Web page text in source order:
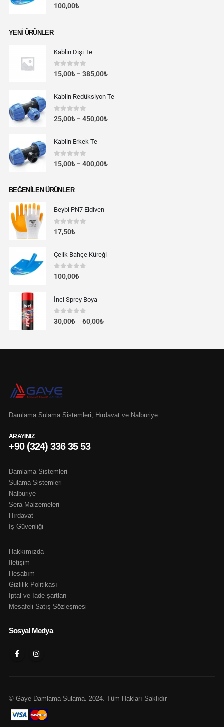
0 out of 5
100,00₺
YENI ÜRÜNLER
Kablin Dişi Te
0 out of 5
15,00₺ – 385,00₺
Kablin Redüksiyon Te
0out of 5
25,00₺ – 450,00₺
Kablin Erkek Te
0 out of 5
15,00₺ – 400,00₺
BEĞENILEN ÜRÜNLER
Beybi PN7 Eldiven
0out of 5
17,50₺
Çelik Bahçe Küreği
0 out of 5
100,00₺
İnci Sprey Boya
0out of 5
30,00₺ – 60,00₺
Damlama Sulama Sistemleri, Hırdavat ve Nalburiye
ARAYINIZ
+90 (324) 336 35 53
Damlama Sistemleri
Sulama Sistemleri
Nalburiye
Sera Malzemeleri
Hırdavat
İş Güvenliği
Hakkımızda
İletişim
Hesabım
Gizlilik Politikası
İptal ve İade şartları
Mesafeli Satış Sözleşmesi
Sosyal Medya
© Gaye Damlama Sulama. 2024. Tüm Hakları Saklıdır